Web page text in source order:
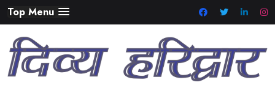
Skip
to
content
Top Menu